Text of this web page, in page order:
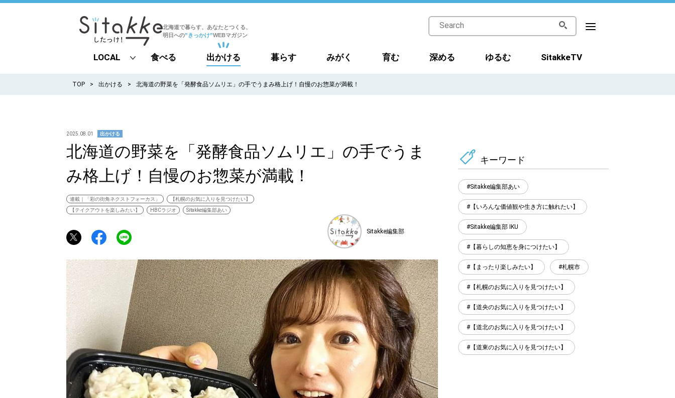
北海道で暮らす、あなたとつくる、
明日への”きっかけ”WEBマガジン
LOCAL
all
道北
道南
道東
道央
食べる 出かける 暮らす みがく 育む 深める ゆるむ SitakkeTV
TOP 出かける 北海道の野菜を「発酵食品ソムリエ」の手でうまみ格上げ！自慢のお惣菜が満載！
2025.08.01 出かける
北海道の野菜を「発酵食品ソムリエ」の手でうま
み格上げ！自慢のお惣菜が満載！
連載｜「彩の街角ネクストフォーカス」
【札幌のお気に入りを見つけたい】
【テイクアウトを楽しみたい】
HBCラジオ Sitakke編集部あい
Sitakke編集部
キーワード
Sitakke編集部あい
【いろんな価値観や生き方に触れたい】
Sitakke編集部 IKU
【暮らしの知恵を身につけたい】
【まったり楽しみたい】 札幌市
【札幌のお気に入りを見つけたい】
【道央のお気に入りを見つけたい】
【道北のお気に入りを見つけたい】
【道東のお気に入りを見つけたい】